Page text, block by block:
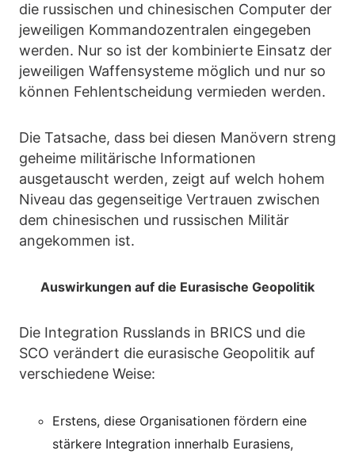
die russischen und chinesischen Computer der
jeweiligen Kommandozentralen eingegeben
werden. Nur so ist der kombinierte Einsatz der
jeweiligen Waffensysteme möglich und nur so
können Fehlentscheidung vermieden werden.
Die Tatsache, dass bei diesen Manövern streng
geheime militärische Informationen
ausgetauscht werden, zeigt auf welch hohem
Niveau das gegenseitige Vertrauen zwischen
dem chinesischen und russischen Militär
angekommen ist.
Auswirkungen auf die Eurasische Geopolitik
Die Integration Russlands in BRICS und die
SCO verändert die eurasische Geopolitik auf
verschiedene Weise:
Erstens, diese Organisationen fördern eine
stärkere Integration innerhalb Eurasiens,